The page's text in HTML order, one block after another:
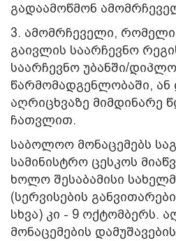
გადაამოწმონ
3. ამომრჩეველი,
გაივლის საარჩევნო
საარჩევნო უბანში/
წარმომადგენლობაში,
აღრიცხვაზე მიმდინარე
ჩათვლით.
საბოლოო მონაცემებს
სამინისტრო ცესკოს
ხოლო შესაბამისი
(სერვისების
სხვა) კი - 9 ოქტომბერს.
მონაცემების